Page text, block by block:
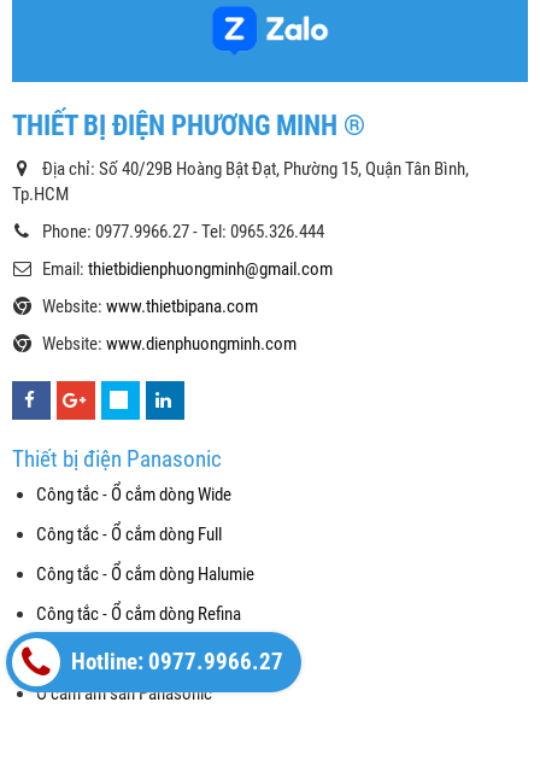
THIẾT BỊ ĐIỆN PHƯƠNG MINH ®
Địa chỉ: Số 40/29B Hoàng Bật Đạt, Phường 15, Quận Tân Bình,
Tp.HCM
Phone: 0977.9966.27 - Tel: 0965.326.444
Email: thietbidienphuongminh@gmail.com
Website: www.thietbipana.com
Website: www.dienphuongminh.com
Thiết bị điện Panasonic
Công tắc - Ổ cắm dòng Wide
Công tắc - Ổ cắm dòng Full
Công tắc - Ổ cắm dòng Halumie
Công tắc - Ổ cắm dòng Refina
Công tắc Gen-X
Ổ cắm âm sàn Panasonic
Hotline: 0977.9966.27